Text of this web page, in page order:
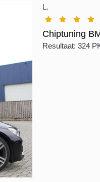
L.
Chiptuning
Resultaat: 324